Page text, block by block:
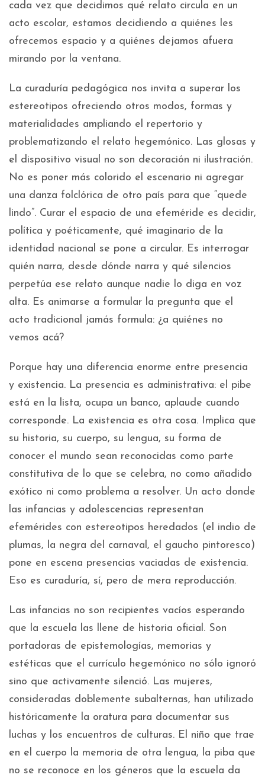
cada vez que decidimos qué relato circula en un
acto escolar, estamos decidiendo a quiénes les
ofrecemos espacio y a quiénes dejamos afuera
mirando por la ventana.
La curaduría pedagógica nos invita a superar los
estereotipos ofreciendo otros modos, formas y
materialidades ampliando el repertorio y
problematizando el relato hegemónico. Las glosas y
el dispositivo visual no son decoración ni ilustración.
No es poner más colorido el escenario ni agregar
una danza folclórica de otro país para que “quede
lindo”. Curar el espacio de una efeméride es decidir,
política y poéticamente, qué imaginario de la
identidad nacional se pone a circular. Es interrogar
quién narra, desde dónde narra y qué silencios
perpetúa ese relato aunque nadie lo diga en voz
alta. Es animarse a formular la pregunta que el
acto tradicional jamás formula: ¿a quiénes no
vemos acá?
Porque hay una diferencia enorme entre presencia
y existencia. La presencia es administrativa: el pibe
está en la lista, ocupa un banco, aplaude cuando
corresponde. La existencia es otra cosa. Implica que
su historia, su cuerpo, su lengua, su forma de
conocer el mundo sean reconocidas como parte
constitutiva de lo que se celebra, no como añadido
exótico ni como problema a resolver. Un acto donde
las infancias y adolescencias representan
efemérides con estereotipos heredados (el indio de
plumas, la negra del carnaval, el gaucho pintoresco)
pone en escena presencias vaciadas de existencia.
Eso es curaduría, sí, pero de mera reproducción.
Las infancias no son recipientes vacíos esperando
que la escuela las llene de historia oficial. Son
portadoras de epistemologías, memorias y
estéticas que el currículo hegemónico no sólo ignoró
sino que activamente silenció. Las mujeres,
consideradas doblemente subalternas, han utilizado
históricamente la oratura para documentar sus
luchas y los encuentros de culturas. El niño que trae
en el cuerpo la memoria de otra lengua, la piba que
no se reconoce en los géneros que la escuela da